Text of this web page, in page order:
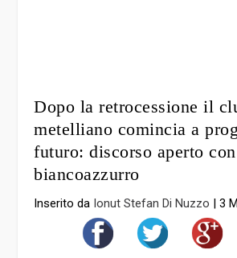
Dopo la retrocessione il
metelliano comincia a
futuro: discorso aperto
biancoazzurro
Inserito da Ionut Stefan Di Nuzzo |3